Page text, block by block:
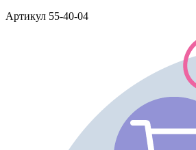
Артикул 55-40-04